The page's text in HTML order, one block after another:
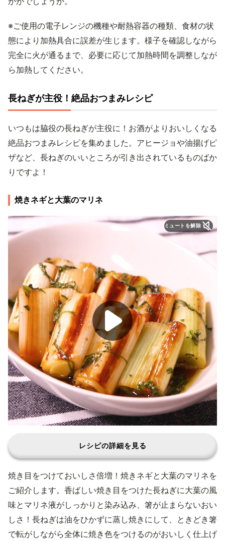
※ご使用の電子レンジの機種や耐熱容器の種類、食材の状
態により加熱具合に誤差が生じます。様子を確認しながら
完全に火が通るまで、必要に応じて加熱時間を調整しなが
ら加熱してください。
長ねぎが主役！絶品おつまみレシピ
いつもは脇役の長ねぎが主役に！お酒がよりおいしくなる
絶品おつまみレシピを集めました。アヒージョや油揚げピ
ザなど、長ねぎのいいところが引き出されているものばか
りですよ！
焼きネギと大葉のマリネ
ミュートを解除
レシピの詳細を見る
焼き目をつけておいしさ倍増！焼きネギと大葉のマリネを
ご紹介します。香ばしい焼き目をつけた長ねぎに大葉の風
味とマリネ液がしっかりと染み込み、箸が止まらないおい
しさ！長ねぎは油をひかずに蒸し焼きにして、ときどき箸
で転がしながら全体に焼き色をつけるのがおいしく仕上げ